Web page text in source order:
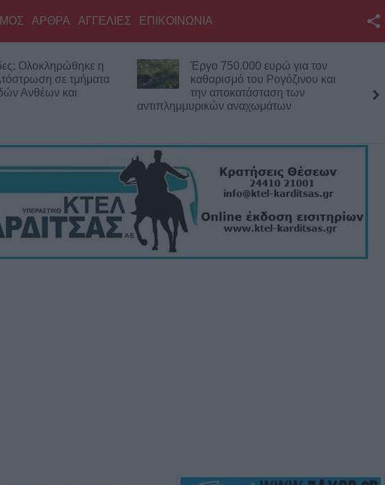
Twitter
YouTube
Επικοινωνία με το
ΑΡΘΡΑ ΑΓΓΕΛΙΕΣ ΕΠΙΚΟΙΝΩΝΙΑ
η
Έργο 750.000 ευρώ για τον
καθαρισμό του Ρογόζινου και
την αποκατάσταση των
αντιπλημμυρικών αναχωμάτων